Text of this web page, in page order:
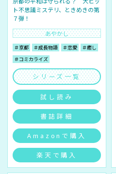
ト不思議ミステリ、ときめきの第
７弾！
あやかし
＃京都 ＃成長物語 ＃恋愛
＃癒し
＃コミカライズ
シリーズ一覧
試し読み
書誌詳細
Amazonで購入
楽天で購入